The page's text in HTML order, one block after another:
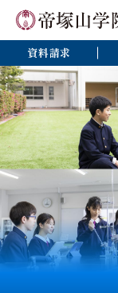
資料請求